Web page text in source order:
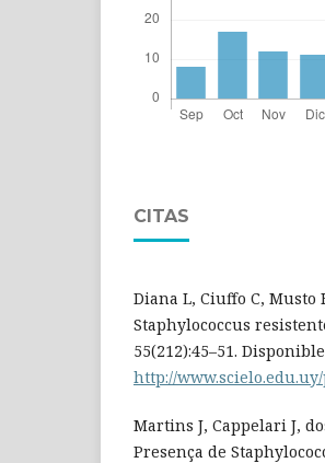
CITAS
Diana L, Ciuffo C,
Staphylococcus
55(212):45–51.
http://
Martins J, Cappelari J,
Presença de